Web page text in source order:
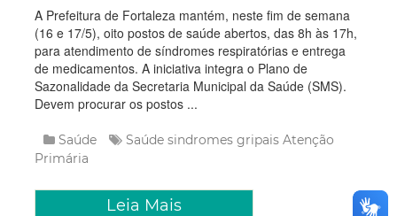
A Prefeitura de Fortaleza mantém, neste fim de semana
(16 e 17/5), oito postos de saúde abertos, das 8h às 17h,
para atendimento de síndromes respiratórias e entrega
de medicamentos. A iniciativa integra o Plano de
Sazonalidade da Secretaria Municipal da Saúde (SMS).
Devem procurar os postos ...
Saúde Saúde sindromes gripais Atenção
Primária
Leia Mais